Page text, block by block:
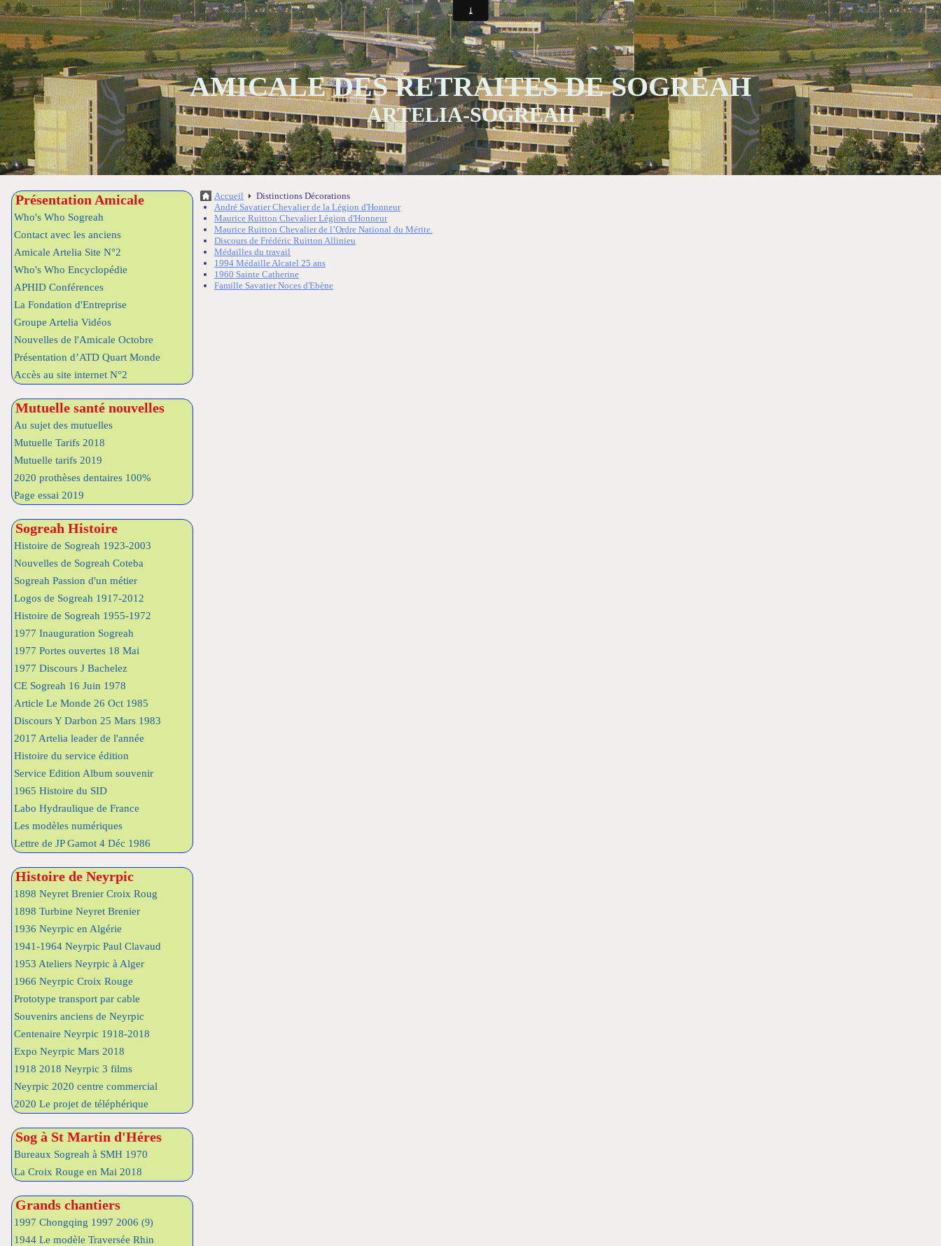
AMICALE DES RETRAITES DE SOGREAH
ARTELIA-SOGREAH
Présentation Amicale
Who's Who Sogreah
Contact avec les anciens
Amicale Artelia Site N°2
Who's Who Encyclopédie
APHID Conférences
La Fondation d'Entreprise
Groupe Artelia Vidéos
Nouvelles de l'Amicale Octobre
Présentation d’ATD Quart Monde
Accès au site internet N°2
Mutuelle santé nouvelles
Au sujet des mutuelles
Mutuelle Tarifs 2018
Mutuelle tarifs 2019
2020 prothèses dentaires 100%
Page essai 2019
Sogreah Histoire
Histoire de Sogreah 1923-2003
Nouvelles de Sogreah Coteba
Sogreah Passion d'un métier
Logos de Sogreah 1917-2012
Histoire de Sogreah 1955-1972
1977 Inauguration Sogreah
1977 Portes ouvertes 18 Mai
1977 Discours J Bachelez
CE Sogreah 16 Juin 1978
Article Le Monde 26 Oct 1985
Discours Y Darbon 25 Mars 1983
2017 Artelia leader de l'année
Histoire du service édition
Service Edition Album souvenir
1965 Histoire du SID
Labo Hydraulique de France
Les modèles numériques
Lettre de JP Gamot 4 Déc 1986
Histoire de Neyrpic
1898 Neyret Brenier Croix Roug
1898 Turbine Neyret Brenier
1936 Neyrpic en Algérie
1941-1964 Neyrpic Paul Clavaud
1953 Ateliers Neyrpic à Alger
1966 Neyrpic Croix Rouge
Prototype transport par cable
Souvenirs anciens de Neyrpic
Centenaire Neyrpic 1918-2018
Expo Neyrpic Mars 2018
1918 2018 Neyrpic 3 films
Neyrpic 2020 centre commercial
2020 Le projet de téléphérique
Sog à St Martin d'Héres
Bureaux Sogreah à SMH 1970
La Croix Rouge en Mai 2018
Grands chantiers
1997 Chongqing 1997 2006 (9)
1944 Le modèle Traversée Rhin
Accueil
Distinctions Décorations
André Savatier Chevalier de la Légion d'Honneur
Maurice Ruitton Chevalier Légion d'Honneur
Maurice Ruitton Chevalier de l’Ordre National du Mérite.
Discours de Frédéric Ruitton Allinieu
Médailles du travail
1994 Médaille Alcatel 25 ans
1960 Sainte Catherine
Famille Savatier Noces d'Ebène